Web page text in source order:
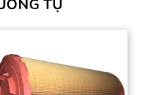
TỰ